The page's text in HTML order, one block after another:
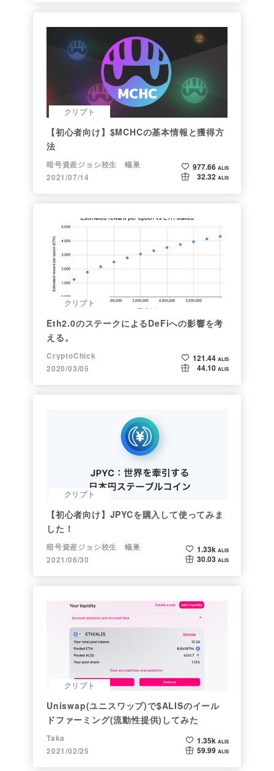
クリプト
【初心者向け】$MCHCの基本情報と獲得方
法
暗号資産ジョシ校生 蟻巣
2021/07/14
977.66 ALIS
32.32 ALIS
クリプト
Eth2.0のステークによるDeFiへの影響を考
える。
CryptoChick
2020/03/05
121.44 ALIS
44.10 ALIS
クリプト
【初心者向け】JPYCを購入して使ってみま
した！
暗号資産ジョシ校生 蟻巣
2021/06/30
1.33k ALIS
30.03 ALIS
クリプト
Uniswap(ユニスワップ)で$ALISのイール
ドファーミング(流動性提供)してみた
Taka
2021/02/25
1.35k ALIS
59.99 ALIS